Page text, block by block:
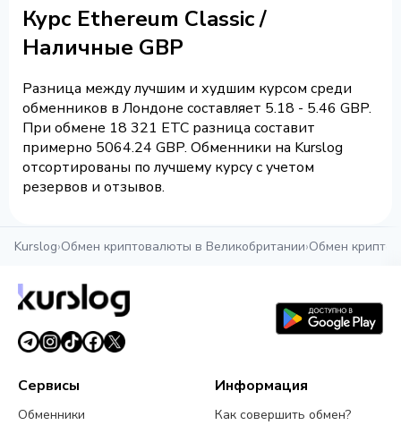
Курс Ethereum Classic /
Наличные GBP
Разница между лучшим и худшим курсом среди
обменников в Лондоне составляет 5.18 - 5.46 GBP.
При обмене 18 321 ETC разница составит
примерно 5064.24 GBP. Обменники на Kurslog
отсортированы по лучшему курсу с учетом
резервов и отзывов.
Kurslog›Обмен криптовалюты в Великобритании›Обмен
Сервисы
Обменники
Информация
Как совершить обмен?